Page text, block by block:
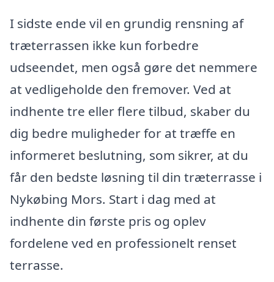
I sidste ende vil en grundig rensning af
træterrassen ikke kun forbedre
udseendet, men også gøre det nemmere
at vedligeholde den fremover. Ved at
indhente tre eller flere tilbud, skaber du
dig bedre muligheder for at træffe en
informeret beslutning, som sikrer, at du
får den bedste løsning til din træterrasse i
Nykøbing Mors. Start i dag med at
indhente din første pris og oplev
fordelene ved en professionelt renset
terrasse.